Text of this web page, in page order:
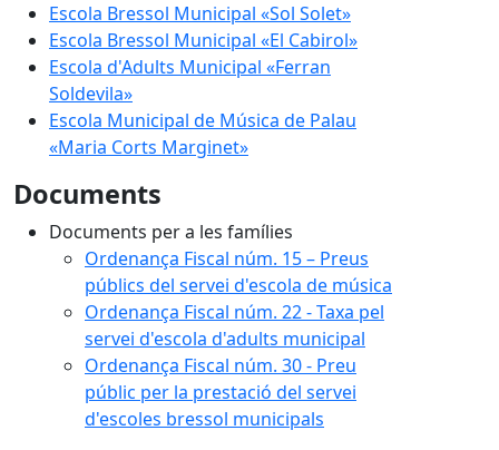
Escola Bressol Municipal «Sol Solet»
Escola Bressol Municipal «El Cabirol»
Escola d'Adults Municipal «Ferran
Soldevila»
Escola Municipal de Música de Palau
«Maria Corts Marginet»
Documents
Documents per a les famílies
Ordenança Fiscal núm. 15 – Preus
públics del servei d'escola de música
Ordenança Fiscal núm. 22 - Taxa pel
servei d'escola d'adults municipal
Ordenança Fiscal núm. 30 - Preu
públic per la prestació del servei
d'escoles bressol municipals